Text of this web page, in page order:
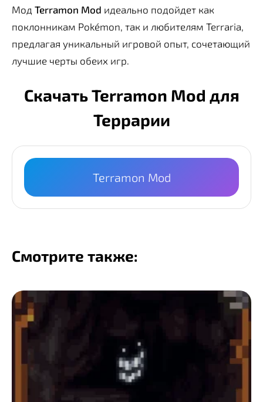
Мод Terramon Mod идеально подойдет как
поклонникам Pokémon, так и любителям Terraria,
предлагая уникальный игровой опыт, сочетающий
лучшие черты обеих игр.
Скачать Terramon Mod для
Террарии
Terramon Mod
Смотрите также: